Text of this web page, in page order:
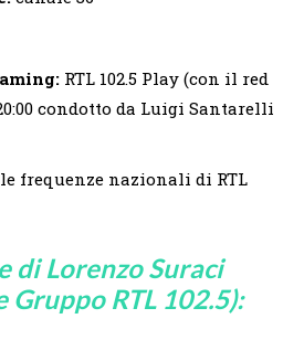
RTL 102.5 Play (con il red
condotto da Luigi Santarelli
frequenze nazionali di RTL
di Lorenzo Suraci
Gruppo RTL 102.5):